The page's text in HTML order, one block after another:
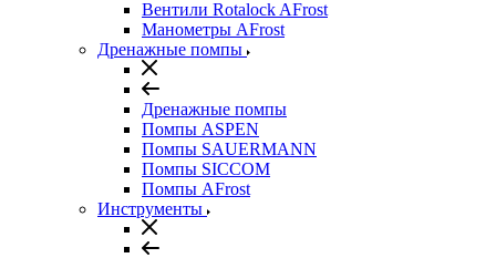
Вентили Rotalock AFrost
Манометры AFrost
Дренажные помпы
Дренажные помпы
Помпы ASPEN
Помпы SAUERMANN
Помпы SICCOM
Помпы AFrost
Инструменты